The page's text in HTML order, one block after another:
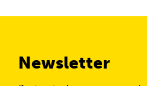
Newsletter